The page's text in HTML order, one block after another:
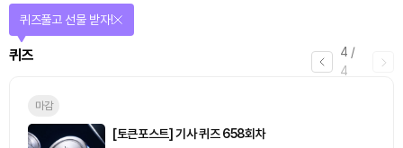
4 /
4
퀴즈
퀴즈풀고 선물 받자!
마감
[토큰포스트] 기사 퀴즈 658회차